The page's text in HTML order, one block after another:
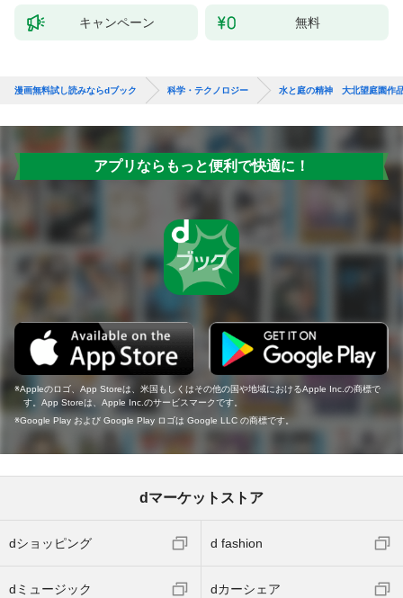
キャンペーン 無料
漫画無料試し読みならdブック 科学・テクノロジー 水と庭の精神 大北望庭園作
アプリならもっと便利で快適に！
Appleのロゴ、App Storeは、米国もしくはその他の国や地域におけるApple Inc.の商標で
す。App Storeは、Apple Inc.のサービスマークです。
Google Play および Google Play ロゴは Google LLC の商標です。
dマーケットストア
dショッピング d fashion
dミュージック dカーシェア